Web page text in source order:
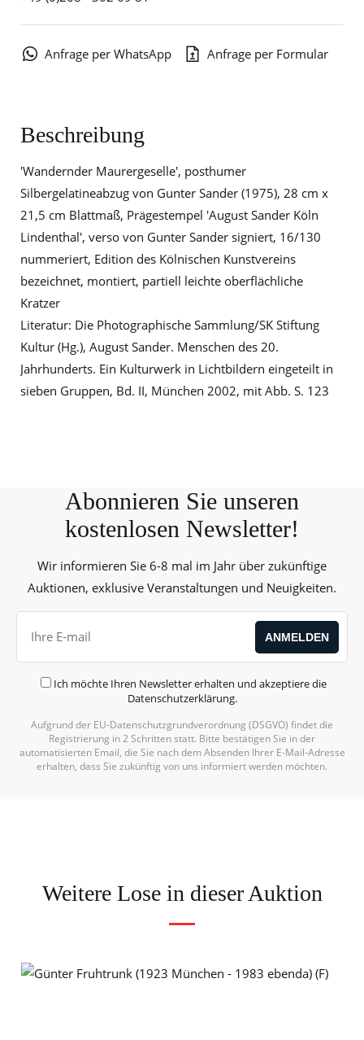
Anfrage per WhatsApp Anfrage per Formular
Beschreibung
'Wandernder Maurergeselle', posthumer
Silbergelatineabzug von Gunter Sander (1975), 28 cm x
21,5 cm Blattmaß, Prägestempel 'August Sander Köln
Lindenthal', verso von Gunter Sander signiert, 16/130
nummeriert, Edition des Kölnischen Kunstvereins
bezeichnet, montiert, partiell leichte oberflächliche
Kratzer
Literatur: Die Photographische Sammlung/SK Stiftung
Kultur (Hg.), August Sander. Menschen des 20.
Jahrhunderts. Ein Kulturwerk in Lichtbildern eingeteilt in
sieben Gruppen, Bd. II, München 2002, mit Abb. S. 123
Abonnieren Sie unseren
kostenlosen Newsletter!
Wir informieren Sie 6-8 mal im Jahr über zukünftige
Auktionen, exklusive Veranstaltungen und Neuigkeiten.
Ich möchte Ihren Newsletter erhalten und akzeptiere die
Datenschutzerklärung.
Aufgrund der EU-Datenschutzgrundverordnung (DSGVO) findet die
Registrierung in 2 Schritten statt. Bitte bestätigen Sie in der
automatisierten Email, die Sie nach dem Absenden Ihrer E-Mail-Adresse
erhalten, dass Sie zukünftig von uns informiert werden möchten.
Weitere Lose in dieser Auktion